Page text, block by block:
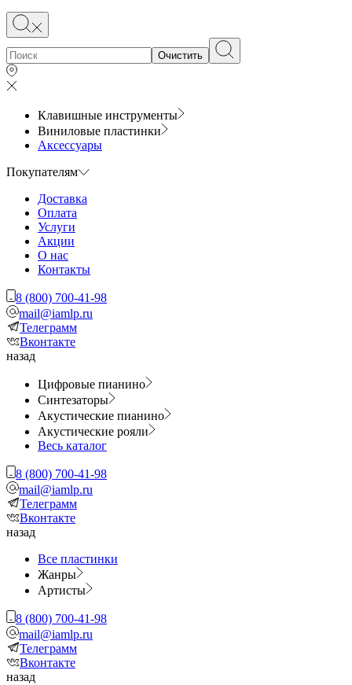
Очистить
Клавишные инструменты
Виниловые пластинки
Аксессуары
Покупателям
Доставка
Оплата
Услуги
Акции
О нас
Контакты
8 (800) 700-41-98
mail@iamlp.ru
Телеграмм
Вконтакте
назад
Цифровые пианино
Синтезаторы
Акустические пианино
Акустические рояли
Весь каталог
8 (800) 700-41-98
mail@iamlp.ru
Телеграмм
Вконтакте
назад
Все пластинки
Жанры
Артисты
8 (800) 700-41-98
mail@iamlp.ru
Телеграмм
Вконтакте
назад